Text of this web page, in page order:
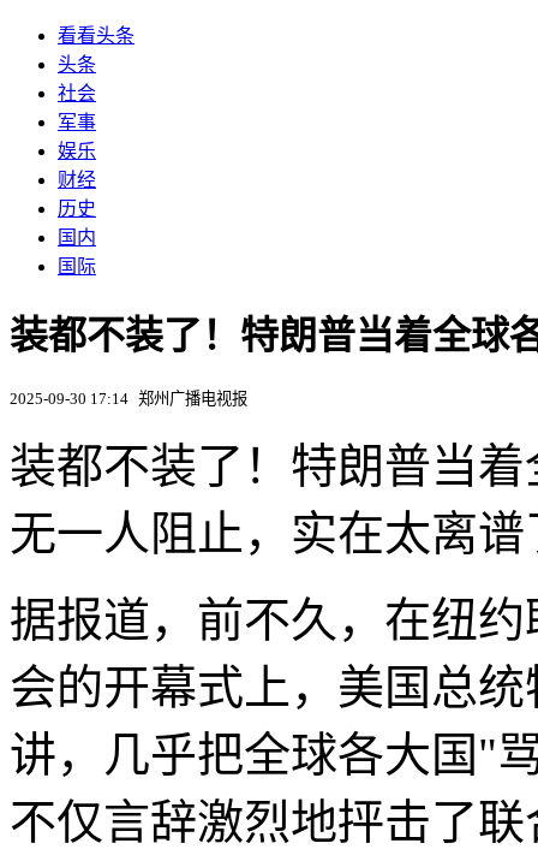
看看头条
头条
社会
军事
娱乐
财经
历史
国内
国际
装都不装了！特朗普当着全球
2025-09-30 17:14 郑州广播电视报
装都不装了！特朗普当
无一人阻止，实在太离谱
据报道，前不久，在纽
会的开幕式上，美国总
讲，几乎把全球各大国"
不仅言辞激烈地抨击了